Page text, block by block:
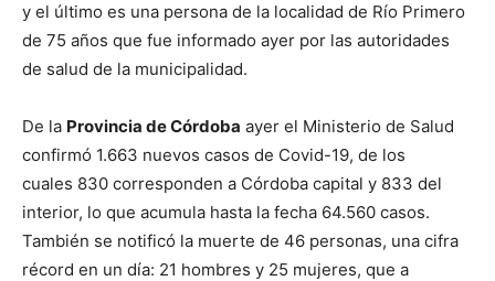
y el último es una persona de la localidad de Río Primero
de 75 años que fue informado ayer por las autoridades
de salud de la municipalidad.
De la Provincia de Córdoba ayer el Ministerio de Salud
confirmó 1.663 nuevos casos de Covid-19, de los
cuales 830 corresponden a Córdoba capital y 833 del
interior, lo que acumula hasta la fecha 64.560 casos.
También se notificó la muerte de 46 personas, una cifra
récord en un día: 21 hombres y 25 mujeres, que a